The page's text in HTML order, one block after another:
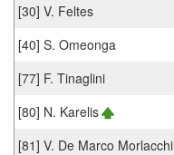
[30] V. Feltes
[40] S. Omeonga
[77] F. Tinaglini
[80] N. Karelis
[81] V. De Marco Morlacchi